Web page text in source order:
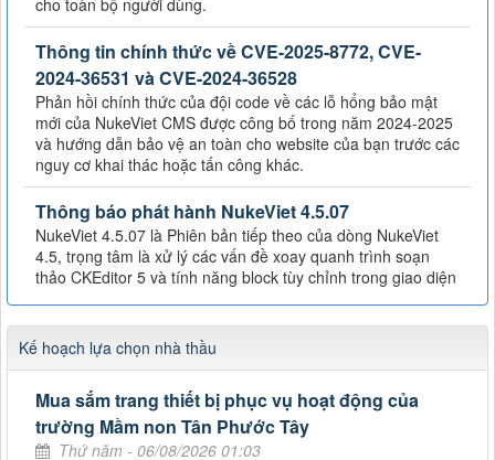
cho toàn bộ người dùng.
Thông tin chính thức về CVE-2025-8772, CVE-
2024-36531 và CVE-2024-36528
Phản hồi chính thức của đội code về các lỗ hổng bảo mật
mới của NukeViet CMS được công bố trong năm 2024-2025
và hướng dẫn bảo vệ an toàn cho website của bạn trước các
nguy cơ khai thác hoặc tấn công khác.
Thông báo phát hành NukeViet 4.5.07
NukeViet 4.5.07 là Phiên bản tiếp theo của dòng NukeViet
4.5, trọng tâm là xử lý các vấn đề xoay quanh trình soạn
thảo CKEditor 5 và tính năng block tùy chỉnh trong giao diện
Kế hoạch lựa chọn nhà thầu
Mua sắm trang thiết bị phục vụ hoạt động của
trường Mầm non Tân Phước Tây
Thứ năm - 06/08/2026 01:03